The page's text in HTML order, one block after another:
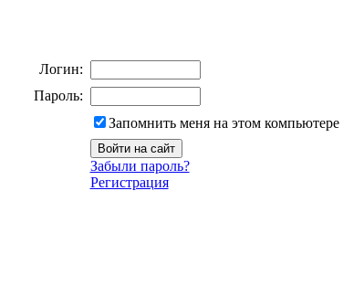
Логин:
Пароль:
Запомнить меня на этом компьютере
Забыли пароль?
Регистрация